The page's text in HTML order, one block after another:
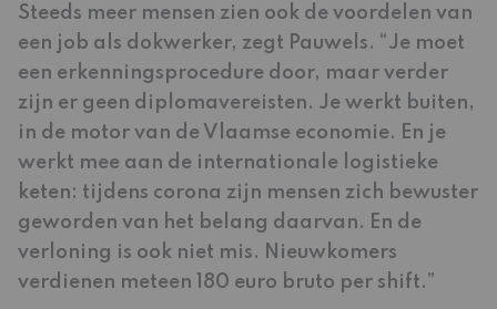
Steeds meer mensen zien ook de voordelen van
een job als dokwerker, zegt Pauwels. “Je moet
een erkenningsprocedure door, maar verder
zijn er geen diplomavereisten. Je werkt buiten,
in de motor van de Vlaamse economie. En je
werkt mee aan de internationale logistieke
keten: tijdens corona zijn mensen zich bewuster
geworden van het belang daarvan. En de
verloning is ook niet mis. Nieuwkomers
verdienen meteen 180 euro bruto per shift.”